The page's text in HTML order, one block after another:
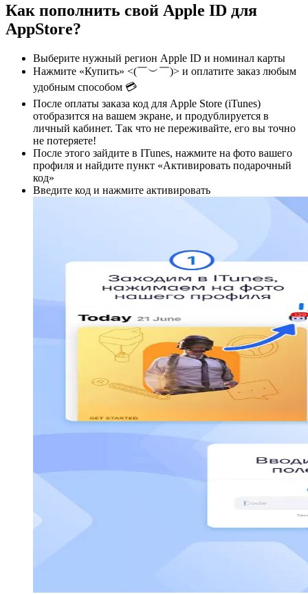
Как пополнить свой Apple ID для
AppStore?
Выберите нужный регион Apple ID и номинал карты
Нажмите «Купить» <(￣︶￣)> и оплатите заказ любым
удобным способом 💳
После оплаты заказа код для Apple Store (iTunes)
отобразится на вашем экране, и продублируется в
личный кабинет. Так что не переживайте, его вы точно
не потеряете!
После этого зайдите в ITunes, нажмите на фото вашего
профиля и найдите пункт «Активировать подарочный
код»
Введите код и нажмите активировать